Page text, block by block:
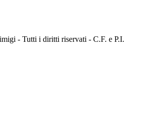
- Tutti i diritti riservati - C.F. e P.I.